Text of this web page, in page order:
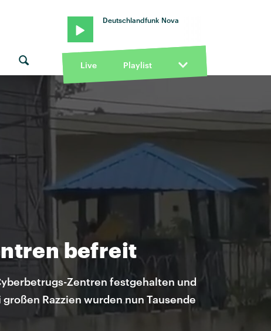
Deutschlandfunk Nova
Live Playlist
befreit
Zentren festgehalten und
Razzien wurden nun Tausende